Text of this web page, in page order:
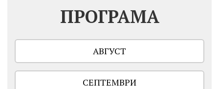
ПРОГРАМА
АВГУСТ
СЕПТЕМВРИ